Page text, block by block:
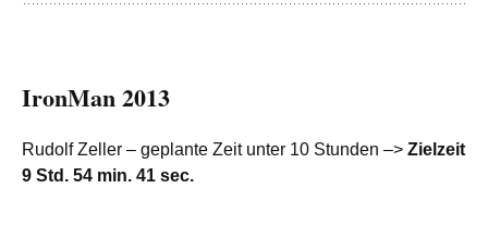
IronMan 2013
Rudolf Zeller – geplante Zeit unter 10 Stunden –> Zielzeit
9 Std. 54 min. 41 sec.